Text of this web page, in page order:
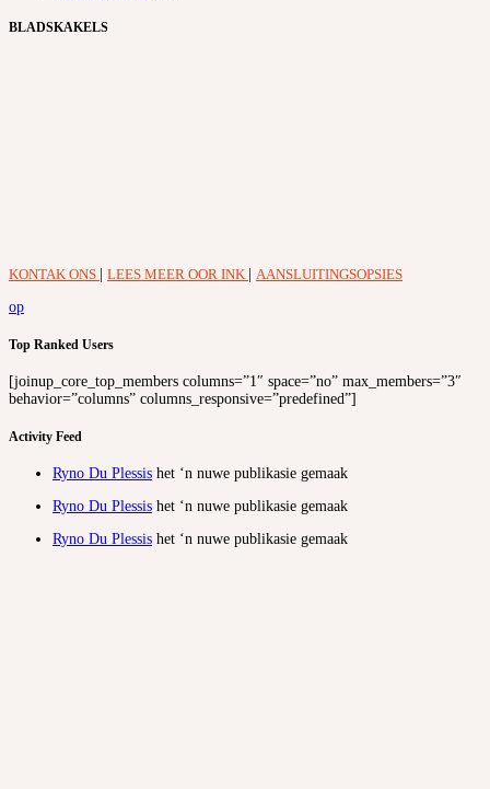
BLADSKAKELS
KONTAK ONS LEES MEER OOR INK
AANSLUITINGSOPSIES
op
Top Ranked Users
[joinup_core_top_members columns=”1″ space=”no” max_members=”3″
behavior=”columns” columns_responsive=”predefined”]
Activity Feed
Ryno Du Plessis het ‘n nuwe publikasie gemaak
Ryno Du Plessis het ‘n nuwe publikasie gemaak
Ryno Du Plessis het ‘n nuwe publikasie gemaak